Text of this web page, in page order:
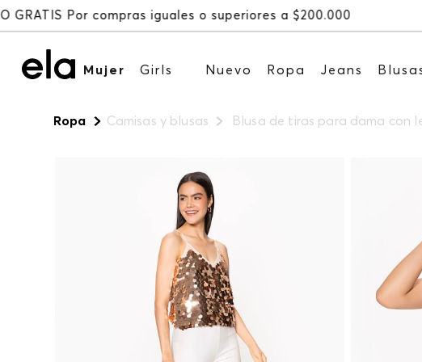
Mujer Girls Nuevo Ropa Jeans
Ropa Camisas y blusas Blusa de tiras para dama con